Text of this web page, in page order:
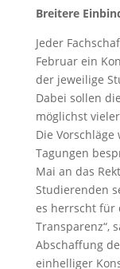
Breitere
Jeder
Februar ein
der jeweilige
Dabei sollen
möglichst
Die
Tagungen
Mai an das
Studierenden
es herrscht für
Transparenz“,
Abschaffung
einhelliger